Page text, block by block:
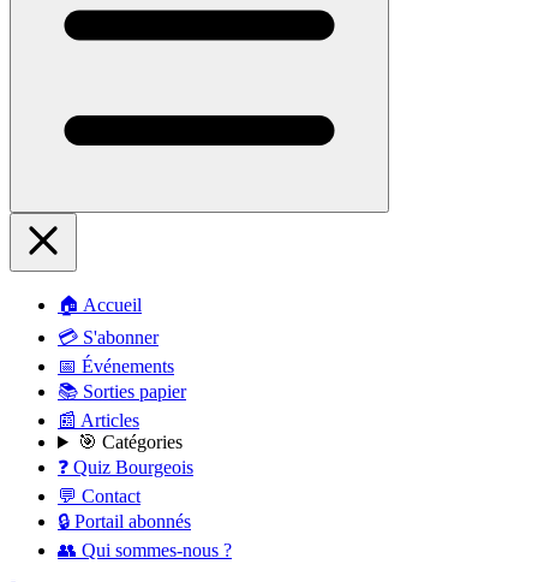
🏠 Accueil
💳 S'abonner
📅 Événements
📚 Sorties papier
📰 Articles
🎯 Catégories
❓ Quiz Bourgeois
💬 Contact
🔒 Portail abonnés
👥 Qui sommes-nous ?